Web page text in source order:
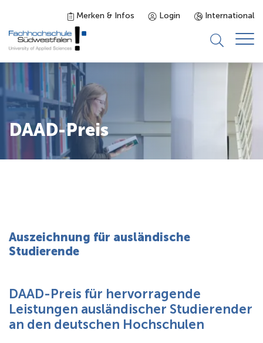
Merken & Infos Login International
Studieninteressierte
Studienangebot
Studierende
Karriere
DAAD-Preis
Auszeichnung für ausländische
Studierende
DAAD-Preis für hervorragende
Leistungen ausländischer Studierender
an den deutschen Hochschulen